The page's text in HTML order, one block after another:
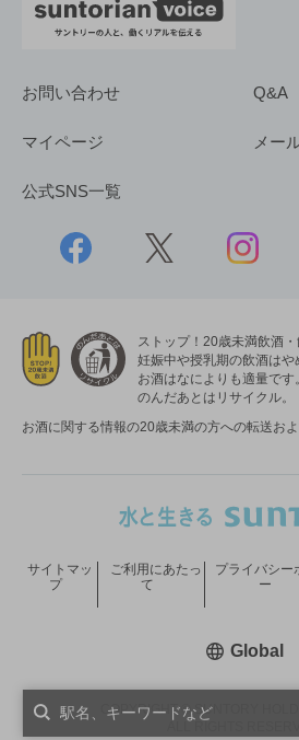
お問い合わせ Q&A
マイページ メー
公式SNS一覧
ストップ！20歳未満飲酒・
妊娠中や授乳期の飲酒はや
お酒はなによりも適量です。
のんだあとはリサイクル。
お酒に関する情報の20歳未満の方への転送お
COPYRIGHT © SUNTORY
サイトマッ
プ
ご利用にあたっ
て
プライバシー
ー
Global